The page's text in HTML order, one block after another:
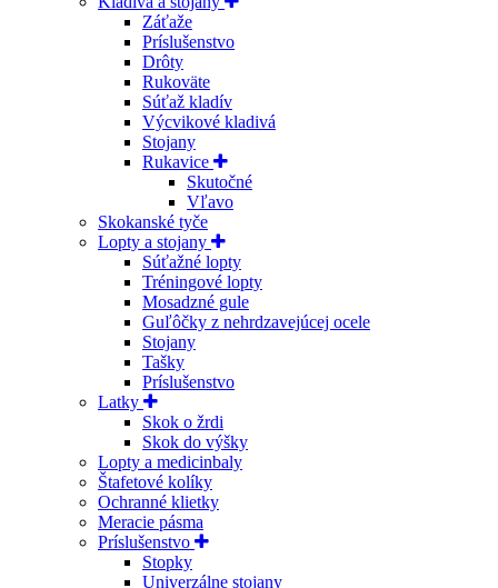
Záťaže
Príslušenstvo
Drôty
Rukoväte
Súťaž kladív
Výcvikové kladivá
Stojany
Rukavice
Skutočné
Vľavo
Skokanské tyče
Lopty a stojany
Súťažné lopty
Tréningové lopty
Mosadzné gule
Guľôčky z nehrdzavejúcej ocele
Stojany
Tašky
Príslušenstvo
Latky
Skok o žrdi
Skok do výšky
Lopty a medicinbaly
Štafetové kolíky
Ochranné klietky
Meracie pásma
Príslušenstvo
Stopky
Univerzálne stojany